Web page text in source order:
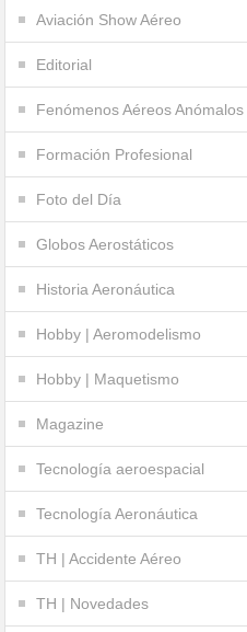
Aviación Show Aéreo
Editorial
Fenómenos Aéreos Anómalos
Formación Profesional
Foto del Día
Globos Aerostáticos
Historia Aeronáutica
Hobby | Aeromodelismo
Hobby | Maquetismo
Magazine
Tecnología aeroespacial
Tecnología Aeronáutica
TH | Accidente Aéreo
TH | Novedades